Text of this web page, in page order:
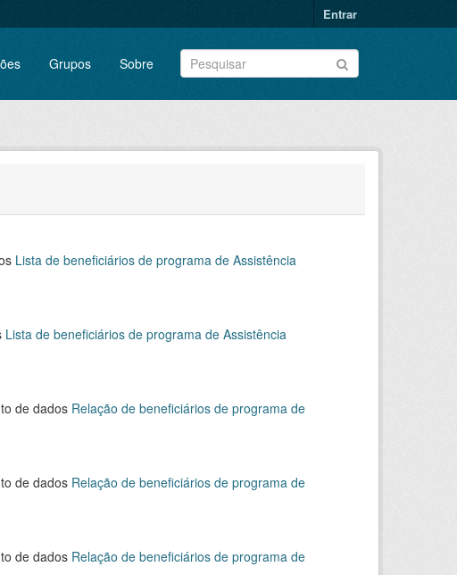
Entrar
Grupos Sobre
Lista de beneficiários de programa de Assistência
Lista de beneficiários de programa de Assistência
de dados Relação de beneficiários de programa de
de dados Relação de beneficiários de programa de
de dados Relação de beneficiários de programa de